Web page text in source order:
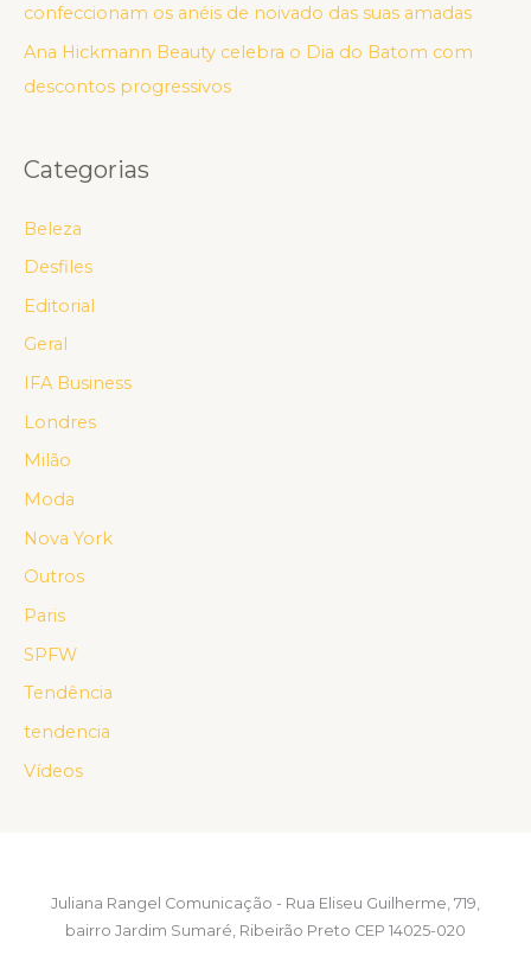
confeccionam os anéis de noivado das suas amadas
Ana Hickmann Beauty celebra o Dia do Batom com
descontos progressivos
Categorias
Beleza
Desfiles
Editorial
Geral
IFA Business
Londres
Milão
Moda
Nova York
Outros
Paris
SPFW
Tendência
tendencia
Vídeos
Juliana Rangel Comunicação - Rua Eliseu Guilherme, 719,
bairro Jardim Sumaré, Ribeirão Preto CEP 14025-020